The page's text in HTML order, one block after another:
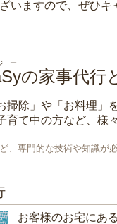
いますので、ぜひキ
ー
の家事代行
掃除 」や「 お料理 」
育て中の方など、様
、専門的な技術や知識が
お客様のお宅にあ